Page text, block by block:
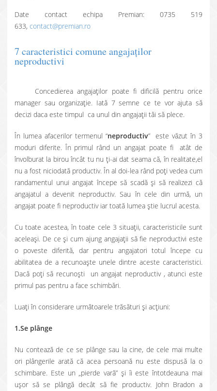
Date contact echipa Premian: 0735 519
633, contact@premian.ro
7 caracteristici comune angajaţilor
neproductivi
Concedierea angajaţilor poate fi dificilă pentru orice
manager sau organizaţie. Iată 7 semne ce te vor ajuta să
decizi daca este timpul ca unul din angajaţii tăi să plece.
În lumea afacerilor termenul “neproductiv” este văzut în 3
moduri diferite. În primul rând un angajat poate fi atât de
învolburat la birou încât tu nu ţi-ai dat seama că, în realitate,el
nu a fost niciodată productiv. În al doi-lea rând poţi vedea cum
randamentul unui angajat începe să scadă şi să realizezi că
angajatul a devenit neproductiv. Sau în cele din urmă, un
angajat poate fi neproductiv iar toată lumea ştie lucrul acesta.
Cu toate acestea, în toate cele 3 situaţii, caracteristicile sunt
aceleaşi. De ce şi cum ajung angajaţii să fie neproductivi este
o poveste diferită, dar pentru angajatori totul începe cu
abilitatea de a recunoaşte unele dintre aceste caracteristici.
Dacă poţi să recunoşti un angajat neproductiv , atunci este
primul pas pentru a face schimbări.
Luaţi în considerare următoarele trăsături şi acţiuni:
1.Se plânge
Nu contează de ce se plânge sau la cine, de cele mai multe
ori plângerile arată că acea persoană nu este dispusă la o
schimbare. Este un „pierde vară” şi îi este întotdeauna mai
uşor să se plângă decât să fie productiv. John Bradon a